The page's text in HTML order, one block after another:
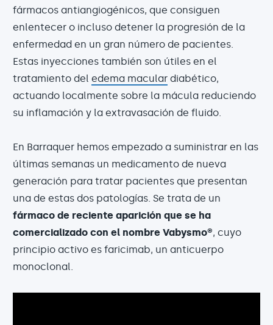
fármacos antiangiogénicos, que consiguen
enlentecer o incluso detener la progresión de la
enfermedad en un gran número de pacientes.
Estas inyecciones también son útiles en el
tratamiento del edema macular diabético,
actuando localmente sobre la mácula reduciendo
su inflamación y la extravasación de fluido.
En Barraquer hemos empezado a suministrar en las
últimas semanas un medicamento de nueva
generación para tratar pacientes que presentan
una de estas dos patologías. Se trata de un
fármaco de reciente aparición que se ha
comercializado con el nombre Vabysmo®, cuyo
principio activo es faricimab, un anticuerpo
monoclonal.